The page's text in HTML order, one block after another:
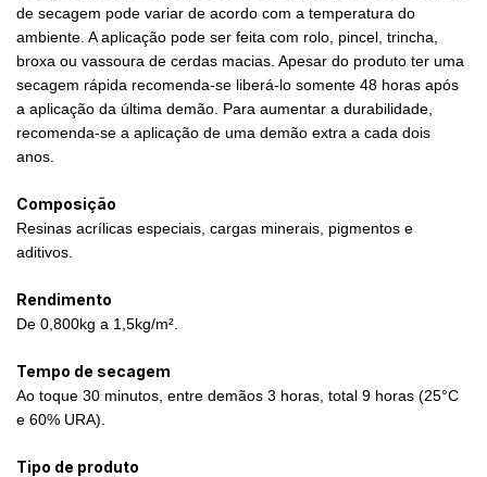
de secagem pode variar de acordo com a temperatura do
ambiente. A aplicação pode ser feita com rolo, pincel, trincha,
broxa ou vassoura de cerdas macias. Apesar do produto ter uma
secagem rápida recomenda-se liberá-lo somente 48 horas após
a aplicação da última demão. Para aumentar a durabilidade,
recomenda-se a aplicação de uma demão extra a cada dois
anos.
Composição
Resinas acrílicas especiais, cargas minerais, pigmentos e
aditivos.
Rendimento
De 0,800kg a 1,5kg/m².
Tempo de secagem
Ao toque 30 minutos, entre demãos 3 horas, total 9 horas (25°C
e 60% URA).
Tipo de produto